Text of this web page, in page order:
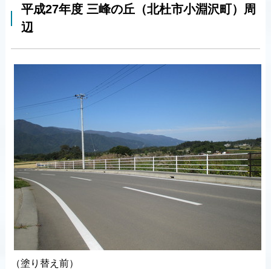
平成27年度 三峰の丘（北杜市小淵沢町）周
辺
（塗り替え前）